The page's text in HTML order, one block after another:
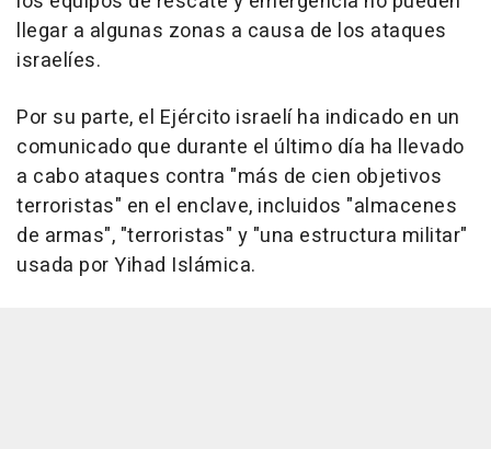
llegar a algunas zonas a causa de los ataques
israelíes.
Por su parte, el Ejército israelí ha indicado en un
comunicado que durante el último día ha llevado
a cabo ataques contra "más de cien objetivos
terroristas" en el enclave, incluidos "almacenes
de armas", "terroristas" y "una estructura militar"
usada por Yihad Islámica.